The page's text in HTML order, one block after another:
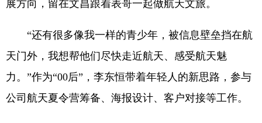
展方向，留在文昌跟着表哥一起做航天文旅。
“还有很多像我一样的青少年，被信息壁垒挡在航
天门外，我想帮他们尽快走近航天、感受航天魅
力。”作为“00后”，李东恒带着年轻人的新思路，参与
公司航天夏令营筹备、海报设计、客户对接等工作。